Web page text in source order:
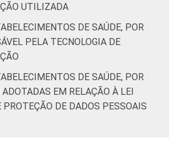
UTILIZADA
DE SAÚDE, POR
PELA TECNOLOGIA DE
DE SAÚDE, POR
EM RELAÇÃO À LEI
PROTEÇÃO DE DADOS PESSOAIS